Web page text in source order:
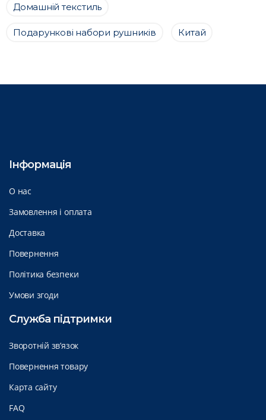
Домашній текстиль
Подарункові набори рушників Китай
Інформація
О нас
Замовлення і оплата
Доставка
Повернення
Політика безпеки
Умови згоди
Служба підтримки
Зворотній зв’язок
Повернення товару
Карта сайту
FAQ